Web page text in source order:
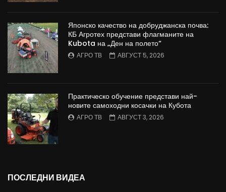
Японско качество на добруджанска почва:
КБ Агротех представи флагманите на
Kubota на „Ден на полето“
АГРО ТВ АВГУСТ 5, 2026
Практическо обучение представи най-
новите самоходни косачки на Кубота
АГРО ТВ АВГУСТ 3, 2026
ПОСЛЕДНИ ВИДЕА